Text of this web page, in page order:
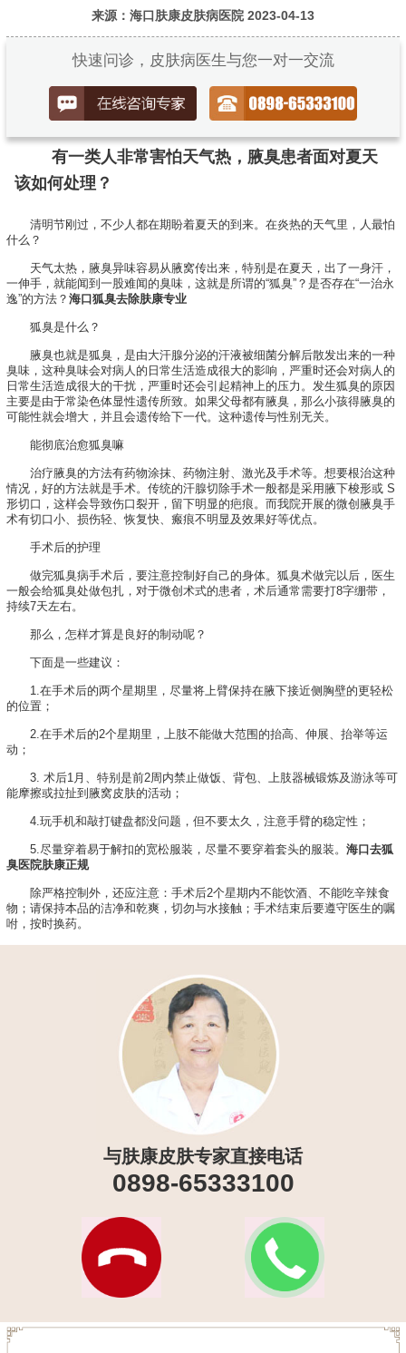
来源：海口肤康皮肤病医院 2023-04-13
快速问诊，皮肤病医生与您一对一交流
有一类人非常害怕天气热，腋臭患者面对夏天
该如何处理？
清明节刚过，不少人都在期盼着夏天的到来。在炎热的天气里，人最怕
什么？
天气太热，腋臭异味容易从腋窝传出来，特别是在夏天，出了一身汗，
一伸手，就能闻到一股难闻的臭味，这就是所谓的“狐臭”？是否存在“一治永
逸”的方法？ 海口狐臭去除肤康专业
狐臭是什么？
腋臭也就是狐臭，是由大汗腺分泌的汗液被细菌分解后散发出来的一种
臭味，这种臭味会对病人的日常生活造成很大的影响，严重时还会对病人的
日常生活造成很大的干扰，严重时还会引起精神上的压力。发生狐臭的原因
主要是由于常染色体显性遗传所致。如果父母都有腋臭，那么小孩得腋臭的
可能性就会增大，并且会遗传给下一代。这种遗传与性别无关。
能彻底治愈狐臭嘛
治疗腋臭的方法有药物涂抹、药物注射、激光及手术等。想要根治这种
情况，好的方法就是手术。传统的汗腺切除手术一般都是采用腋下梭形或 S
形切口，这样会导致伤口裂开，留下明显的疤痕。而我院开展的微创腋臭手
术有切口小、损伤轻、恢复快、瘢痕不明显及效果好等优点。
手术后的护理
做完狐臭病手术后，要注意控制好自己的身体。狐臭术做完以后，医生
一般会给狐臭处做包扎，对于微创术式的患者，术后通常需要打8字绷带，
持续7天左右。
那么，怎样才算是良好的制动呢？
下面是一些建议：
1.在手术后的两个星期里，尽量将上臂保持在腋下接近侧胸壁的更轻松
的位置；
2.在手术后的2个星期里，上肢不能做大范围的抬高、伸展、抬举等运
动；
3. 术后1月、特别是前2周内禁止做饭、背包、上肢器械锻炼及游泳等可
能摩擦或拉扯到腋窝皮肤的活动；
4.玩手机和敲打键盘都没问题，但不要太久，注意手臂的稳定性；
5.尽量穿着易于解扣的宽松服装，尽量不要穿着套头的服装。 海口去狐
臭医院肤康正规
除严格控制外，还应注意：手术后2个星期内不能饮酒、不能吃辛辣食
物；请保持本品的洁净和乾爽，切勿与水接触；手术结束后要遵守医生的嘱
咐，按时换药。
与肤康皮肤专家直接电话
0898-65333100